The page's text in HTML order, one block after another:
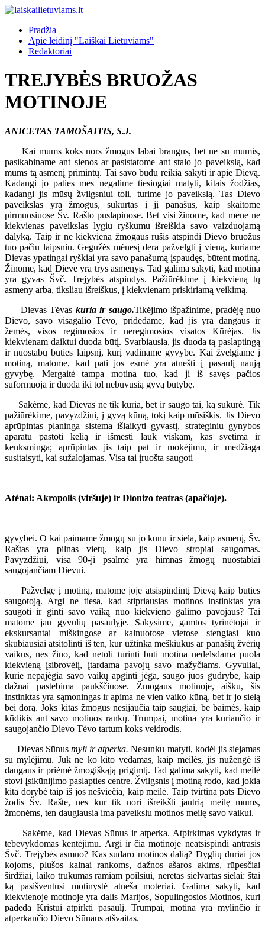
Pradžia
Apie leidinį "Laiškai Lietuviams"
Redaktoriai
TREJYBĖS BRUOŽAS
MOTINOJE
ANICETAS TAMOŠAITIS, S.J.
Kai mums koks nors žmogus labai brangus, bet ne su mumis,
pasikabiname ant sienos ar pasistatome ant stalo jo paveikslą, kad
mums tą asmenį primintų. Tai savo būdu reikia sakyti ir apie Dievą.
Kadangi jo paties mes negalime tiesiogiai matyti, kitais žodžias,
kadangi jis mūsų žvilgsniui toli, turime jo paveikslą. Tas Dievo
paveikslas yra žmogus, sukurtas į jį panašus, kaip skaitome
pirmuosiuose Šv. Rašto puslapiuose. Bet visi žinome, kad mene ne
kiekvienas paveikslas lygiu ryškumu išreiškia savo vaizduojamą
dalyką. Taip ir ne kiekviena žmogaus rūšis atspindi Dievo bruožus
tuo pačiu laipsniu. Gegužės mėnesį dera pažvelgti į vieną, kuriame
Dievas ypatingai ryškiai yra savo panašumą įspaudęs, būtent motiną.
Žinome, kad Dieve yra trys asmenys. Tad galima sakyti, kad motina
yra gyvas Švč. Trejybės atspindys. Pažiūrėkime į kiekvieną tų
asmeny arba, tiksliau išreiškus, į kiekvienam priskiriamą veikimą.
Dievas Tėvas kuria ir saugo.Tikėjimo išpažinime, pradėję nuo
Dievo, savo visagalio Tėvo, pridedame, kad jis yra dangaus ir
žemės, visos regimosios ir neregimosios visatos Kūrėjas. Jis
kiekvienam daiktui duoda būtį. Svarbiausia, jis duoda tą paslaptingą
ir nuostabų būties laipsnį, kurį vadiname gyvybe. Kai žvelgiame į
motiną, matome, kad pati jos esmė yra atnešti į pasaulį naują
gyvybę. Mergaitė tampa motina tuo, kad ji iš savęs pačios
suformuoja ir duoda iki tol nebuvusią gyvą būtybę.
Sakėme, kad Dievas ne tik kuria, bet ir saugo tai, ką sukūrė. Tik
pažiūrėkime, pavyzdžiui, į gyvą kūną, tokį kaip mūsiškis. Jis Dievo
aprūpintas planinga sistema išlaikyti gyvastį, strateginiu gynybos
aparatu pastoti kelią ir išmesti lauk viskam, kas svetima ir
kenksminga; aprūpintas jis taip pat ir mokėjimu, ir medžiaga
susitaisyti, kai sužalojamas. Visa tai įruošta saugoti
Atėnai: Akropolis (viršuje) ir Dionizo teatras (apačioje).
gyvybei. O kai paimame žmogų su jo kūnu ir siela, kaip asmenį, Šv.
Raštas yra pilnas vietų, kaip jis Dievo stropiai saugomas.
Pavyzdžiui, visa 90-ji psalmė yra himnas žmogų nuostabiai
saugojančiam Dievui.
Pažvelgę į motiną, matome joje atsispindintį Dievą kaip būties
saugotoją. Argi ne tiesa, kad stipriausias motinos instinktas yra
saugoti ir ginti savo vaiką nuo kiekvieno galimo pavojaus? Tai
matome jau gyvulių pasaulyje. Sakysime, gamtos tyrinėtojai ir
ekskursantai miškingose ar kalnuotose vietose stengiasi kuo
skubiausiai atsitolinti iš ten, kur užtinka meškiukus ar panašių žvėrių
vaikus, nes žino, kad netoli turinti būti motina nedelsdama puola
kiekvieną įsibrovėlį, įtardama pavojų savo mažyčiams. Gyvuliai,
kurie nepajėgia savo vaikų apginti jėga, saugo juos gudrybe, kaip
dažnai pastebima paukščiuose. Žmogaus motinoje, aišku, šis
instinktas yra sąmoningas ir apima ne vien vaiko kūną, bet ir jo sielą
bei dorą. Joks kitas žmogus nesijaučia taip saugiai, be baimės, kaip
kūdikis ant savo motinos rankų. Trumpai, motina yra kuriančio ir
saugojančio Dievo Tėvo tartum koks veidrodis.
Dievas Sūnus myli ir atperka. Nesunku matyti, kodėl jis siejamas
su mylėjimu. Juk ne ko kito vedamas, kaip meilės, jis nužengė iš
dangaus ir priėmė žmogiškąją prigimtį. Tad galima sakyti, kad meilė
stovi Įsikūnijimo paslapties centre. Žvilgsnis į motiną rodo, kad jokia
kita dorybė taip iš jos nešviečia, kaip meilė. Taip tvirtina pats Dievo
žodis Šv. Rašte, nes kur tik nori išreikšti jautrią meilę mums,
žmonėms, ten daugiausia ima paveikslu motinos meilę savo vaikui.
Sakėme, kad Dievas Sūnus ir atperka. Atpirkimas vykdytas ir
tebevykdomas kentėjimu. Argi ir čia motinoje neatsispindi antrasis
Švč. Trejybės asmuo? Kas sudaro motinos dalią? Dyglių dūriai jos
kojoms, plušos kalnai rankoms, dažnos ašaros akims, rūpesčiai
širdžiai, laiko trūkumas ramiam poilsiui, neretas sielvartas sielai: štai
ką pasišventusi motinystė atneša moteriai. Galima sakyti, kad
kiekvienoje motinoje yra dalis Marijos, Sopulingosios Motinos, kuri
padeda Kristui atpirkti pasaulį. Trumpai, motina yra mylinčio ir
atperkančio Dievo Sūnaus atšvaitas.